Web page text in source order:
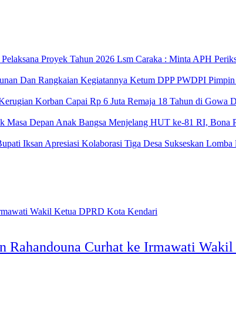
Lsm Caraka : Minta APH
Ketum DPP PWDPI
Remaja 18 Tahun di Gowa
Menjelang HUT ke-81 RI, Bona
Iksan Apresiasi Kolaborasi Tiga Desa Sukseskan Lomba
Rahandouna Curhat ke Irmawati